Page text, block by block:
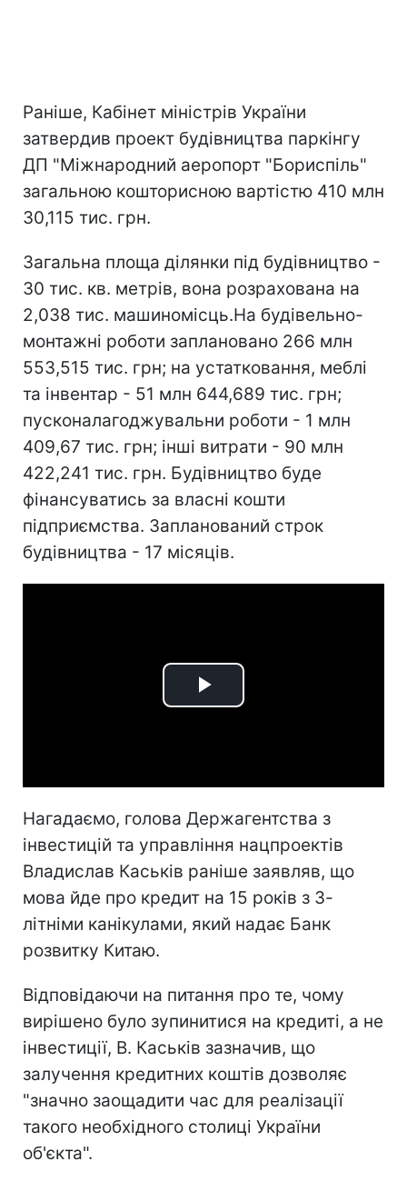
Раніше, Кабінет міністрів України
затвердив проект будівництва паркінгу
ДП "Міжнародний аеропорт "Бориспіль"
загальною кошторисною вартістю 410 млн
30,115 тис. грн.
Загальна площа ділянки під будівництво -
30 тис. кв. метрів, вона розрахована на
2,038 тис. машиномісць.На будівельно-
монтажні роботи заплановано 266 млн
553,515 тис. грн; на устатковання, меблі
та інвентар - 51 млн 644,689 тис. грн;
пусконалагоджувальни роботи - 1 млн
409,67 тис. грн; інші витрати - 90 млн
422,241 тис. грн. Будівництво буде
фінансуватись за власні кошти
підприємства. Запланований строк
будівництва - 17 місяців.
Play
Нагадаємо, голова Держагентства з
інвестицій та управління нацпроектів
Владислав Каськів раніше заявляв, що
мова йде про кредит на 15 років з 3-
літніми канікулами, який надає Банк
розвитку Китаю.
Відповідаючи на питання про те, чому
вирішено було зупинитися на кредиті, а не
інвестиції, В. Каськів зазначив, що
залучення кредитних коштів дозволяє
"значно заощадити час для реалізації
такого необхідного столиці України
об'єкта".